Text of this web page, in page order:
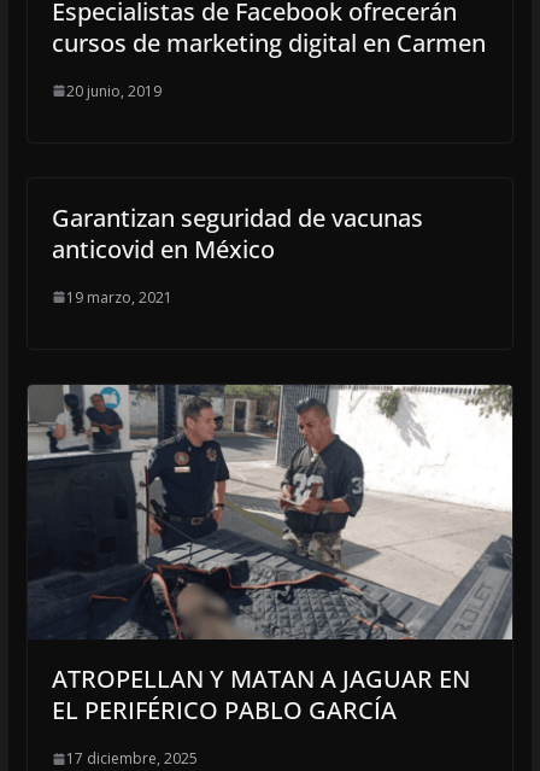
Especialistas de Facebook ofrecerán
cursos de marketing digital en Carmen
20 junio, 2019
Garantizan seguridad de vacunas
anticovid en México
19 marzo, 2021
ATROPELLAN Y MATAN A JAGUAR EN
EL PERIFÉRICO PABLO GARCÍA
17 diciembre, 2025